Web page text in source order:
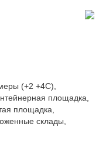
(+2 +4С),
площадка,
площадка,
склады,